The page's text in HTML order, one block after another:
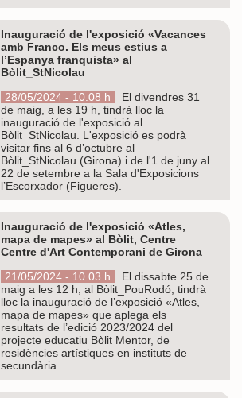
Inauguració de l'exposició «Vacances
amb Franco. Els meus estius a
l’Espanya franquista» al
Bòlit_StNicolau
28/05/2024 - 10.08 h
El divendres 31
de maig, a les 19 h, tindrà lloc la
inauguració de l'exposició al
Bòlit_StNicolau. L'exposició es podrà
visitar fins al 6 d’octubre al
Bòlit_StNicolau (Girona) i de l'1 de juny al
22 de setembre a la Sala d'Exposicions
l’Escorxador (Figueres).
Inauguració de l'exposició «Atles,
mapa de mapes» al Bòlit, Centre
Centre d'Art Contemporani de Girona
21/05/2024 - 10.03 h
El dissabte 25 de
maig a les 12 h, al Bòlit_PouRodó, tindrà
lloc la inauguració de l’exposició «Atles,
mapa de mapes» que aplega els
resultats de l’edició 2023/2024 del
projecte educatiu Bòlit Mentor, de
residències artístiques en instituts de
secundària.